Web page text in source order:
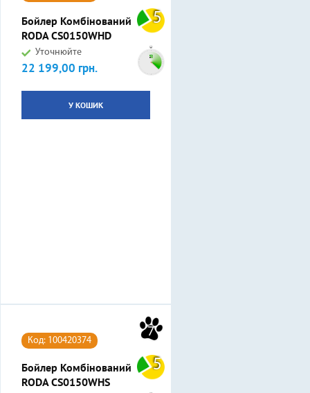
5
Бойлер Комбінований
RODA CS0150WHD
Уточнюйте
Ціна
22 199,00 грн.
У КОШИК
7
5
Код: 100420374
Бойлер Комбінований
RODA CS0150WHS